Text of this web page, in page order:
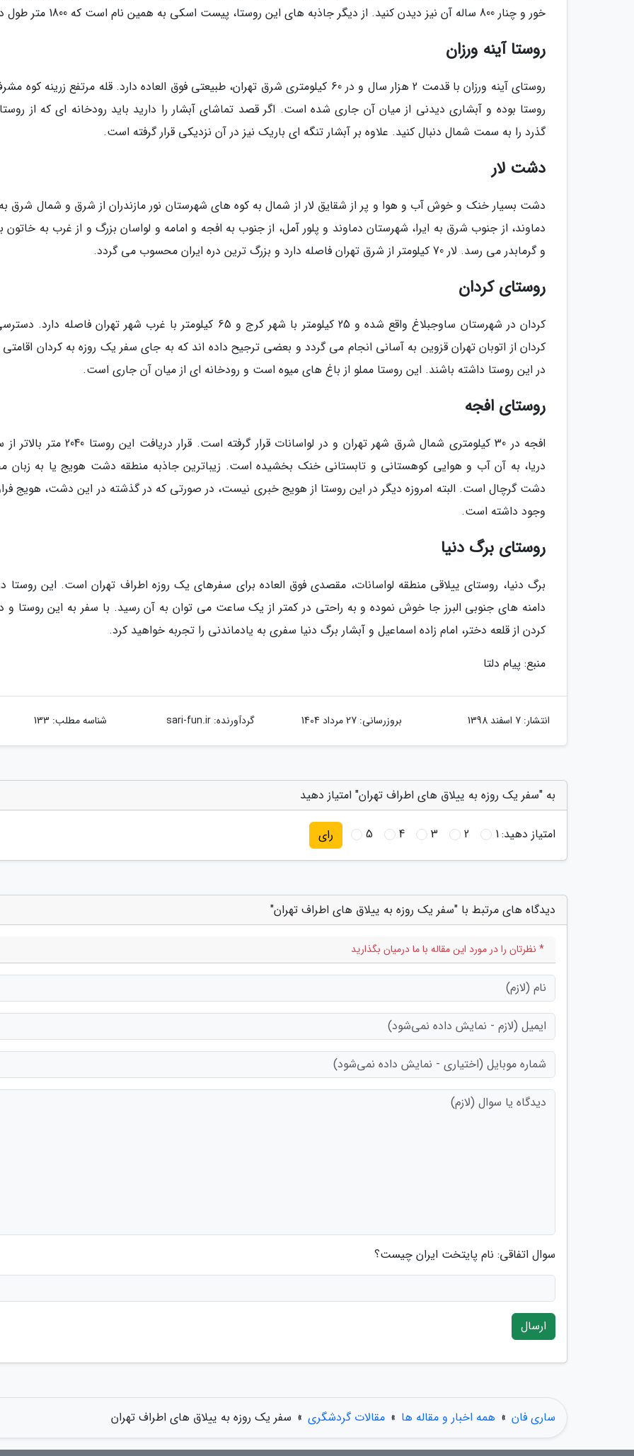
خور و چنار 800 ساله آن نیز دیدن کنید. از دیگر جاذبه های این روستا، پیست اسکی به همین نام است که 1800 متر طول دارد.
روستا آینه ورزان
روستای آینه ورزان با قدمت 2 هزار سال و در 60 کیلومتری شرق تهران، طبیعتی فوق العاده دارد. قله مرتفع زرینه کوه
روستا بوده و آبشاری دیدنی از میان آن جاری شده است. اگر قصد تماشای آبشار را دارید باید رودخانه ای که از
گذرد را به سمت شمال دنبال کنید. علاوه بر آبشار تنگه ای باریک نیز در آن نزدیکی قرار گرفته است.
دشت لار
دشت بسیار خنک و خوش آب و هوا و پر از شقایق لار از شمال به کوه های شهرستان نور مازندران از شرق و شمال شرق
دماوند، از جنوب شرق به ایرا، شهرستان دماوند و پلور آمل، از جنوب به افجه و امامه و لواسان بزرگ و از غرب به خاتون
و گرمابدر می رسد. لار 70 کیلومتر از شرق تهران فاصله دارد و بزرگ ترین دره ایران محسوب می گردد.
روستای کردان
کردان در شهرستان ساوجبلاغ واقع شده و 25 کیلومتر با شهر کرج و 65 کیلومتر با غرب شهر تهران فاصله
کردان از اتوبان تهران قزوین به آسانی انجام می گردد و بعضی ترجیح داده اند که به جای سفر یک روزه به کردان اقامتی
در این روستا داشته باشند. این روستا مملو از باغ های میوه است و رودخانه ای از میان آن جاری است.
روستای افجه
افجه در 30 کیلومتری شمال شرق شهر تهران و در لواسانات قرار گرفته است. قرار دریافت
دریا، به آن آب و هوایی کوهستانی و تابستانی خنک بخشیده است. زیباترین جاذبه منطقه دشت هویج یا به زبان
دشت گرچال است. البته امروزه دیگر در این روستا از هویج خبری نیست، در صورتی که در گذشته در این دشت، هویج
وجود داشته است.
روستای برگ دنیا
برگ دنیا، روستای ییلاقی منطقه لواسانات، مقصدی فوق العاده برای سفرهای یک روزه اطراف تهران است. این روستا
دامنه های جنوبی البرز جا خوش نموده و به راحتی در کمتر از یک ساعت می توان به آن رسید. با سفر به این روستا و
کردن از قلعه دختر، امام زاده اسماعیل و آبشار برگ دنیا سفری به یادماندنی را تجربه خواهید کرد.
منبع: پیام دلتا
انتشار: 7 اسفند 1398 بروزرسانی: 27 مرداد 1404 گردآورنده:sari-fun.ir شناسه مطلب: 133
به "سفر یک روزه به ییلاق های اطراف تهران" امتیاز دهید
امتیاز دهید:1
2
3
4
5 رای
دیدگاه های مرتبط با "سفر یک روزه به ییلاق های اطراف تهران"
* نظرتان را در مورد این مقاله با ما درمیان بگذارید
سوال اتفاقی: نام پایتخت ایران چیست؟
ارسال
ساری فان » همه اخبار و مقاله ها » مقالات گردشگری » سفر یک روزه به ییلاق های اطراف تهران